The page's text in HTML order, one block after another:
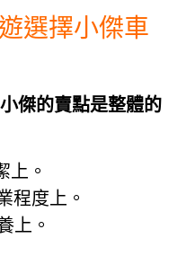
選擇小傑車
傑的賣點是整體的
上。
程度上。
上。